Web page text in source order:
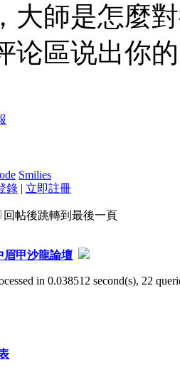
大師是怎麼
论區说出你
Smilies
錄 | 立即註冊
回帖後跳轉到最後一頁
眉甲沙龍論壇
in 0.038512 second(s), 22